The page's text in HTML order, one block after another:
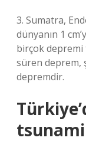
3. Sumatra,
dünyanın 1
birçok depremi
süren deprem,
depremdir.